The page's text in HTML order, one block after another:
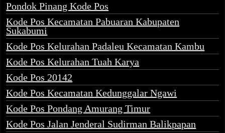
Pondok Pinang Kode Pos
Kode Pos Kecamatan Pabuaran Kabupaten
Sukabumi
Kode Pos Kelurahan Padaleu Kecamatan Kambu
Kode Pos Kelurahan Tuah Karya
Kode Pos 20142
Kode Pos Kecamatan Kedunggalar Ngawi
Kode Pos Pondang Amurang Timur
Kode Pos Jalan Jenderal Sudirman Balikpapan